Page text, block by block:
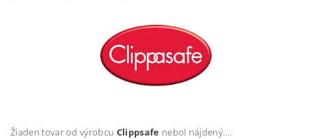
Žiaden tovar od výrobcu Clippsafe nebol nájdený....